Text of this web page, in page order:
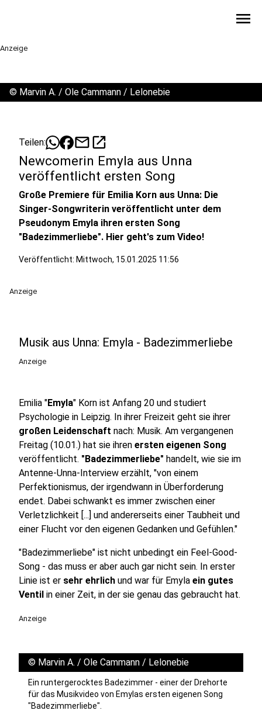
menu
Anzeige
© Marvin A. / Ole Cammann / Lelonebie
Teilen: mailopen_in_new
Newcomerin Emyla aus Unna
veröffentlicht ersten Song
Große Premiere für Emilia Korn aus Unna: Die
Singer-Songwriterin veröffentlicht unter dem
Pseudonym Emyla ihren ersten Song
"Badezimmerliebe". Hier geht's zum Video!
Veröffentlicht: Mittwoch, 15.01.2025 11:56
Anzeige
Musik aus Unna: Emyla - Badezimmerliebe
Anzeige
Emilia "Emyla" Korn ist Anfang 20 und studiert
Psychologie in Leipzig. In ihrer Freizeit geht sie ihrer
großen Leidenschaft nach: Musik. Am vergangenen
Freitag (10.01.) hat sie ihren ersten eigenen Song
veröffentlicht. "Badezimmerliebe" handelt, wie sie im
Antenne-Unna-Interview erzählt, "von einem
Perfektionismus, der irgendwann in Überforderung
endet. Dabei schwankt es immer zwischen einer
Verletzlichkeit [...] und andererseits einer Taubheit und
einer Flucht vor den eigenen Gedanken und Gefühlen."
"Badezimmerliebe" ist nicht unbedingt ein Feel-Good-
Song - das muss er aber auch gar nicht sein. In erster
Linie ist er sehr ehrlich und war für Emyla ein gutes
Ventil in einer Zeit, in der sie genau das gebraucht hat.
Anzeige
© Marvin A. / Ole Cammann / Lelonebie
Ein runtergerocktes Badezimmer - einer der Drehorte
für das Musikvideo von Emylas ersten eigenen Song
"Badezimmerliebe".